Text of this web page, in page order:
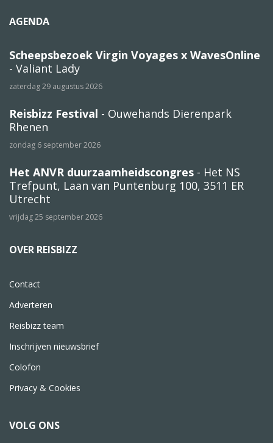
AGENDA
Scheepsbezoek Virgin Voyages x WavesOnline
- Valiant Lady
zaterdag 29 augustus 2026
Reisbizz Festival - Ouwehands Dierenpark
Rhenen
zondag 6 september 2026
Het ANVR duurzaamheidscongres - Het NS
Trefpunt, Laan van Puntenburg 100, 3511 ER
Utrecht
vrijdag 25 september 2026
OVER REISBIZZ
Contact
Adverteren
Reisbizz team
Inschrijven nieuwsbrief
Colofon
Privacy & Cookies
VOLG ONS